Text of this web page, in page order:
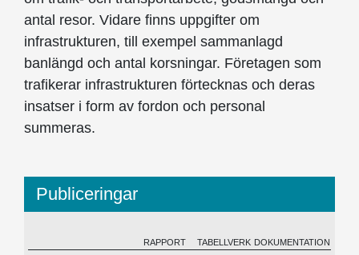
antal resor. Vidare finns uppgifter om
infrastrukturen, till exempel sammanlagd
banlängd och antal korsningar. Företagen som
trafikerar infrastrukturen förtecknas och deras
insatser i form av fordon och personal
summeras.
Publiceringar
BESKRIVNING
RAPPORT TABELLVERK DOKUMENTATION